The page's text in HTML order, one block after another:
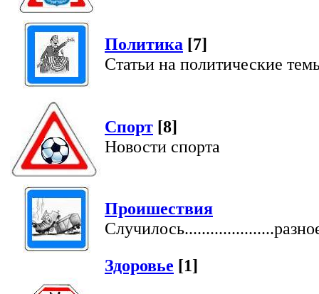
Политика [7]
Статьи на политические
Спорт [8]
Новости спорта
Проишествия
Здоровье [1]